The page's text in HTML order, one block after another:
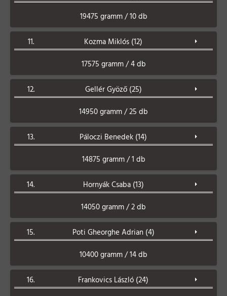
19475 gramm / 10 db
11.
Kozma Miklós (12)
17575 gramm / 4 db
12.
Gellér Gyöző (25)
14950 gramm / 25 db
13.
Páloczi Benedek (14)
14875 gramm / 1 db
14.
Hornyák Csaba (13)
14050 gramm / 2 db
15.
Poti Gheorghe Adrian (4)
10400 gramm / 14 db
16.
Frankovics László (24)